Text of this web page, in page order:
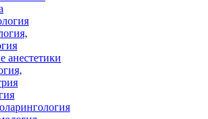
анестетики